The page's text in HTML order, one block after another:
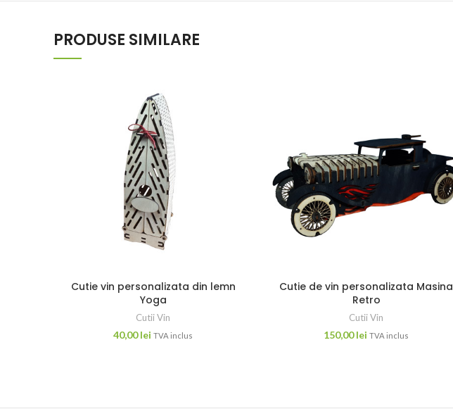
PRODUSE SIMILARE
Cutie vin personalizata din lemn
Yoga
Cutii Vin
40,00lei TVA inclus
Cutie de vin personalizata Masina
Retro
Cutii Vin
150,00lei TVA inclus